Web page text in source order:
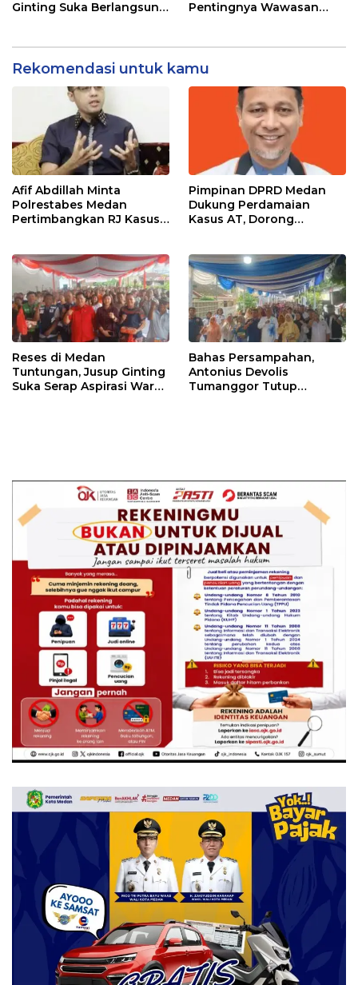
Ginting Suka Berlangsung
Pentingnya Wawasan
Rekomendasi untuk kamu
Afif Abdillah Minta
Polrestabes Medan
Pertimbangkan RJ Kasus
Pimpinan DPRD Medan
Dukung Perdamaian
Kasus AT, Dorong
Reses di Medan
Tuntungan, Jusup Ginting
Suka Serap Aspirasi Warga
Bahas Persampahan,
Antonius Devolis
Tumanggor Tutup